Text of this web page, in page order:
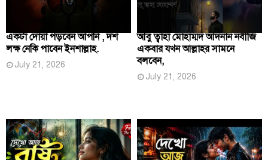
একটা দোয়া পড়বেন আপনি , দশ
লক্ষ নেকি পাবেন ইনশাল্লাহ.
July 21, 2026
আবু ত্বাহা মোহাম্মদ আদনান নবীজি
একবার যখন আল্লাহর সামনে
বলবেন,
July 21, 2026